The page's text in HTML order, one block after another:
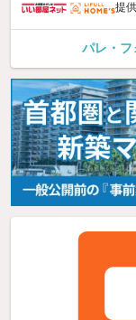
提供
パレ・フ